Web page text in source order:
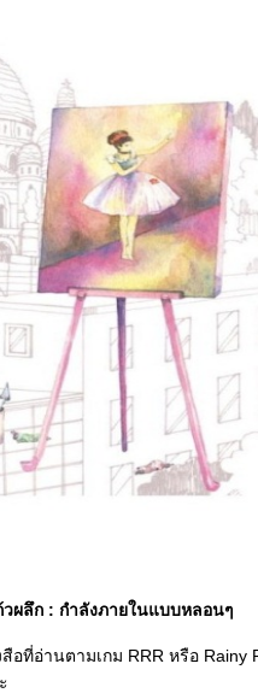
วผลึก : กำลังภายในแบบหลอนๆ
อที่อ่านตามเกม RRR หรือ Rainy